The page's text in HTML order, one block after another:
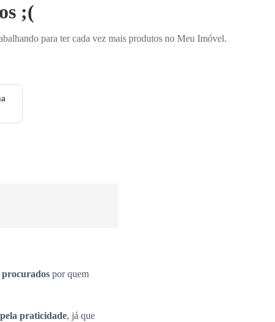
;(
para ter cada vez mais produtos no Meu Imóvel.
procurados por quem
praticidade, já que